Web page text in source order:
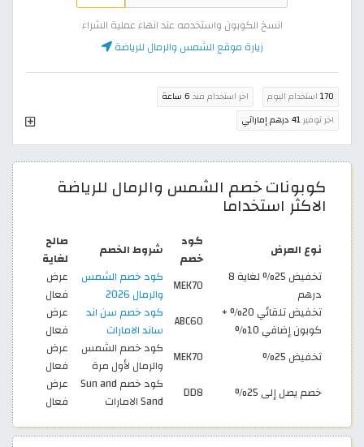
انسخ الكوبون واستخدمه عند انهاء عملية الشراء
زيارة موقع الشمس والرمال للرياضة
170 استخدام اليوم اخر استخدام منذ 6 ساعة
اخر توفير41 درهم إماراتي
كوبونات خصم الشمس والرمال للرياضة
الاكثر استخداما
نوع العرض
كود
خصم
شروط الخصم
صالح
لغاية
تخفيض 25% لغاية 8
درهم
MEK70 كود خصم الشمس
والرمال 2026
عرض
فعال
تخفيض تلقائي 20% +
كوبون إضافي 10%
ABC60
كود خصم سن اند
ساند الامارات
عرض
فعال
تخفيض 25%
MEK70 كود خصم الشمس
والرمال لأول مرة
عرض
فعال
خصم يصل إلى 25%
DD8
كود خصم Sun and
Sand الامارات
عرض
فعال